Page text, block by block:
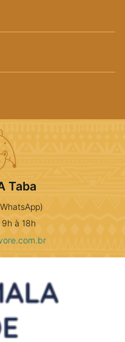
Taba
à 18h